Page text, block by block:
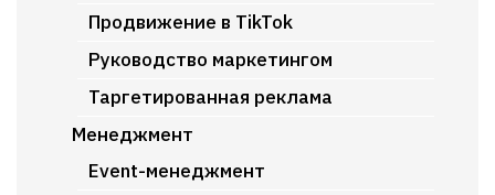
Продвижение в TikTok
Руководство маркетингом
Таргетированная реклама
Менеджмент
Event-менеджмент